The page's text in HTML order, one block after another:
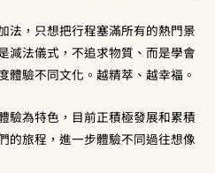
法，只想把行程塞滿所有的熱門景
減法儀式，不追求物質、而是學會
體驗不同文化。越精萃、越幸褔。
驗為特色，目前正積極發展和累積
的旅程，進一步體驗不同過往想像